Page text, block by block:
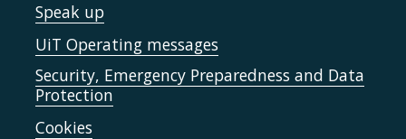
Speak up
UiT Operating messages
Security, Emergency Preparedness and Data
Protection
Cookies